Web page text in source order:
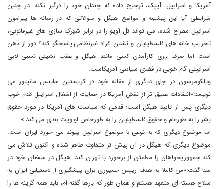
آمریکا و اسراییل، آیپک، ترجیح داده که چندان خود را درگیر نکند. در چنین
شرایطی آیا این پیشینه و مواضع هیگل و سوالاتی که در رسانه ها پیرامون
اسراییل مطرح شده، می تواند تل آویو را در برابر شهرک سازی های غیرقانونی،
تخریب خانه های فلسطینیان و کشتن افراد غیرنظامی پاسخگو کند؟ دور از ذهن
است اما صرف روی کارآمدن کسی مانند هیگل و عقب نشینی نسبی لابی
اسراییلی گام خوبی در فضای سیاسی آمریکاست.
ویلکومرسون در جای دیگری از مقاله خود در کریستین ساینس مانیتور می
نویسد:«انتقادات عمیق تر از نقش آمریکا در حمایت از اشغال اسراییل قدم خوب
دیگری پس از تایید هیگل است؛ قدمی که سیاست های آمریکا در مورد حقوق
بشر را به طورعام و حقوق فلسطینیان را به طورخاص اولویت بندی می کند.»
اما موضوع دیگری که به نوعی با موضوع اسراییل پیوند می خورد ایران است.
موضوع دیگری که هیگل در آن پیش تر متفاوت ظاهر شده و اکنون تلاش می
کند جمهوریخواهان را مطمئن از برخورد با تهران کند. هیگل در سخنان خود در
سنا گفت:«من کاملا به هدف رییس جمهوری برای پیشگیری از دستیابی ایران به
سلاح هسته ای متعهد هستم و همان طور که بارها گفته ام، باید همه گزینه ها را